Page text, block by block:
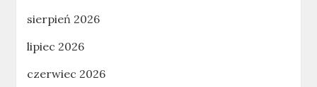
sierpień 2026
lipiec 2026
czerwiec 2026